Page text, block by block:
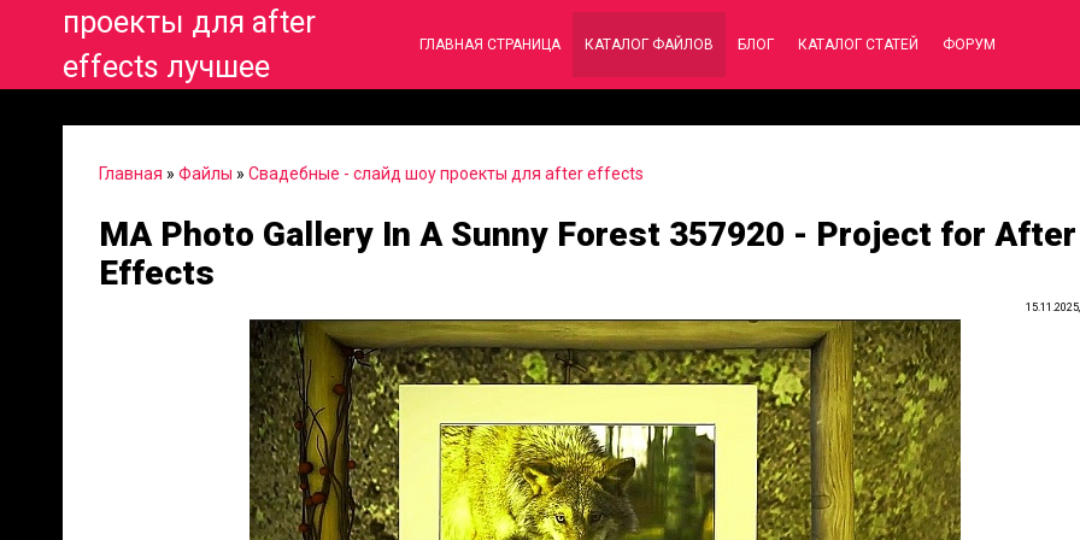
проекты для after
effects лучшее
ГЛАВНАЯ СТРАНИЦА КАТАЛОГ ФАЙЛОВ БЛОГ КАТАЛОГ СТАТЕЙ ФОРУМ
Главная » Файлы » Свадебные - слайд шоу проекты для after effects
MA Photo Gallery In A Sunny Forest 357920 - Project for After
Effects